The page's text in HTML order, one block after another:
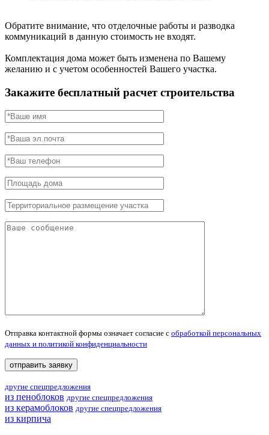
Обратите внимание, что отделочные работы и разводка
коммуникаций в данную стоимость не входят.
Комплектация дома может быть изменена по Вашему
желанию и с учетом особенностей Вашего участка.
Закажите бесплатный расчет строительства
Отправка контактной формы означает согласие с обработкой персональных
данных и политикой конфиденциальности
другие спецпредложения
из пеноблоков другие спецпредложения
из керамоблоков другие спецпредложения
из кирпича